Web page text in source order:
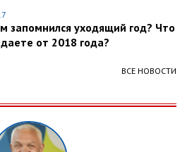
запомнился уходящий год? Что
от 2018 года?
ВСЕ НОВОСТИ